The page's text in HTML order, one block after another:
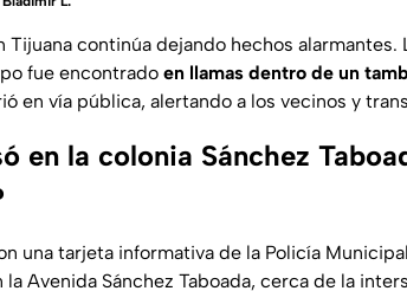
Tijuana continúa dejando hechos alarmantes.
fue encontrado en llamas dentro de un
en vía pública, alertando a los vecinos y
en la colonia Sánchez
una tarjeta informativa de la Policía
la Avenida Sánchez Taboada, cerca de la